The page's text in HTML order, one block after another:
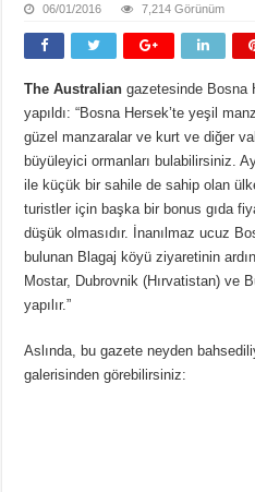
06/01/2016 7,214 Görünüm
The Australiangazetesinde Bosna
yapıldı: “Bosna Hersek’te yeşil
güzel manzaralar ve kurt ve diğer
büyüleyici ormanları bulabilirsiniz.
ile küçük bir sahile de sahip olan
turistler için başka bir bonus gıda
düşük olmasıdır. İnanılmaz ucuz
bulunan Blagaj köyü ziyaretinin
Mostar, Dubrovnik (Hırvatistan) ve
yapılır.”
Aslında, bu gazete neyden
galerisinden görebilirsiniz: